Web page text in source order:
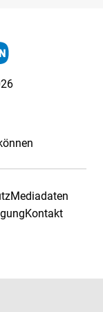
Mediadaten
Kontakt